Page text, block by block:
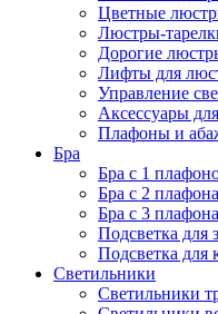
Цветные
Люстры-
Дорогие
Лифты для
Управление
Аксессуары
Плафоны и
Бра
Бра с 1
Бра с 2
Бра с 3
Подсветка для
Подсветка для
Светильники
Светильники